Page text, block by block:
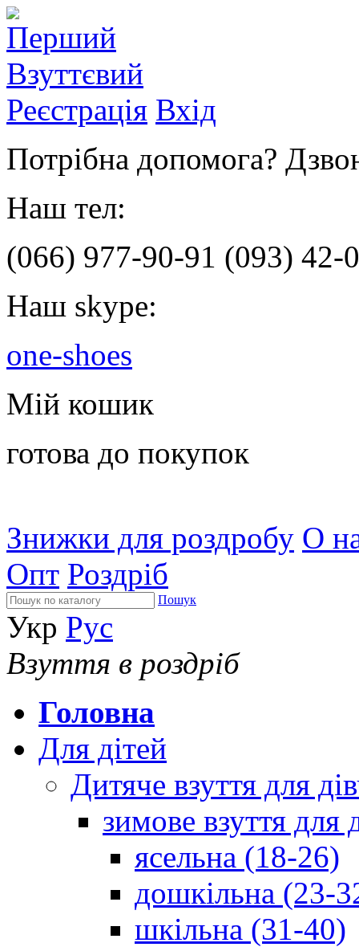
Реєстрація Вхід
Потрібна допомога?
Наш тел:
(066) 977-90-91 (093) 42-
Наш skype:
one-shoes
Мій кошик
готова до покупок
Знижки для роздробу О
Опт Роздріб
Пошук
Укр Рус
Взуття в роздріб
Головна
Для дітей
Дитяче взуття для
зимове взуття для
ясельна (18-26)
дошкільна (23-
шкільна (31-40)